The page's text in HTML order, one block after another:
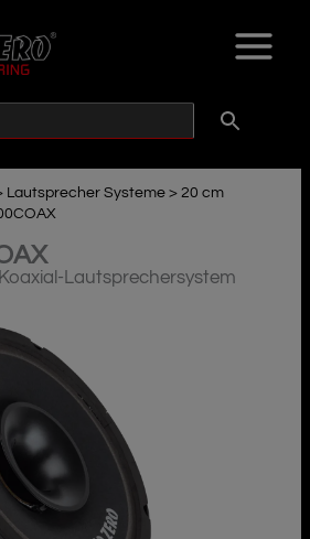
Lautsprecher Systeme >20 cm
Lautsprechersystem